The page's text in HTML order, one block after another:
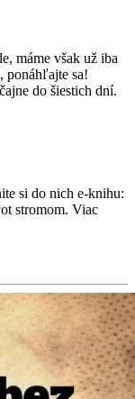
máme však už iba
ponáhľajte sa!
do šiestich dní.
si do nich e-knihu:
stromom. Viac